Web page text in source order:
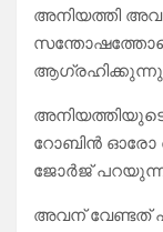
അനിയത്തി
റോബിൻ
ജോർജ് പറയുന്ന
അവന് വേണ്ടത്